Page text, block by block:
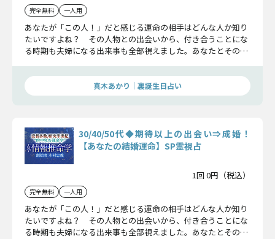
完全無料 一人用
あなたが「この人！」だと感じる運命の相手はどんな人か知り
たいですよね？ その人物との出会いから、付き合うことにな
る時期も夫婦になる出来事も全部視えました。あなたとその人
ょう。
真木あかり｜裏誕生日占い
30/40/50代◆期待以上の出会い⇒成婚！
【あなたの結婚運命】SP霊視占
1回 0円（税込）
完全無料 一人用
あなたが「この人！」だと感じる運命の相手はどんな人か知り
たいですよね？ その人物との出会いから、付き合うことにな
る時期も夫婦になる出来事も全部視えました。あなたとその人